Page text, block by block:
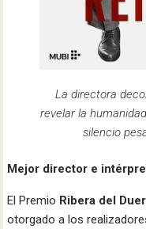
La directora
revelar la
silencio
Mejor director e
El Premio Ribera del
otorgado a los